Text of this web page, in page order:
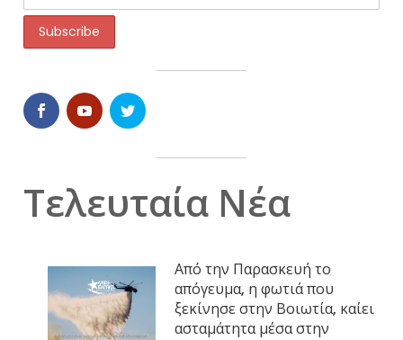
Τελευταία Νέα
Από την Παρασκευή το
απόγευμα, η φωτιά που
ξεκίνησε στην Βοιωτία, καίει
ασταμάτητα μέσα στην